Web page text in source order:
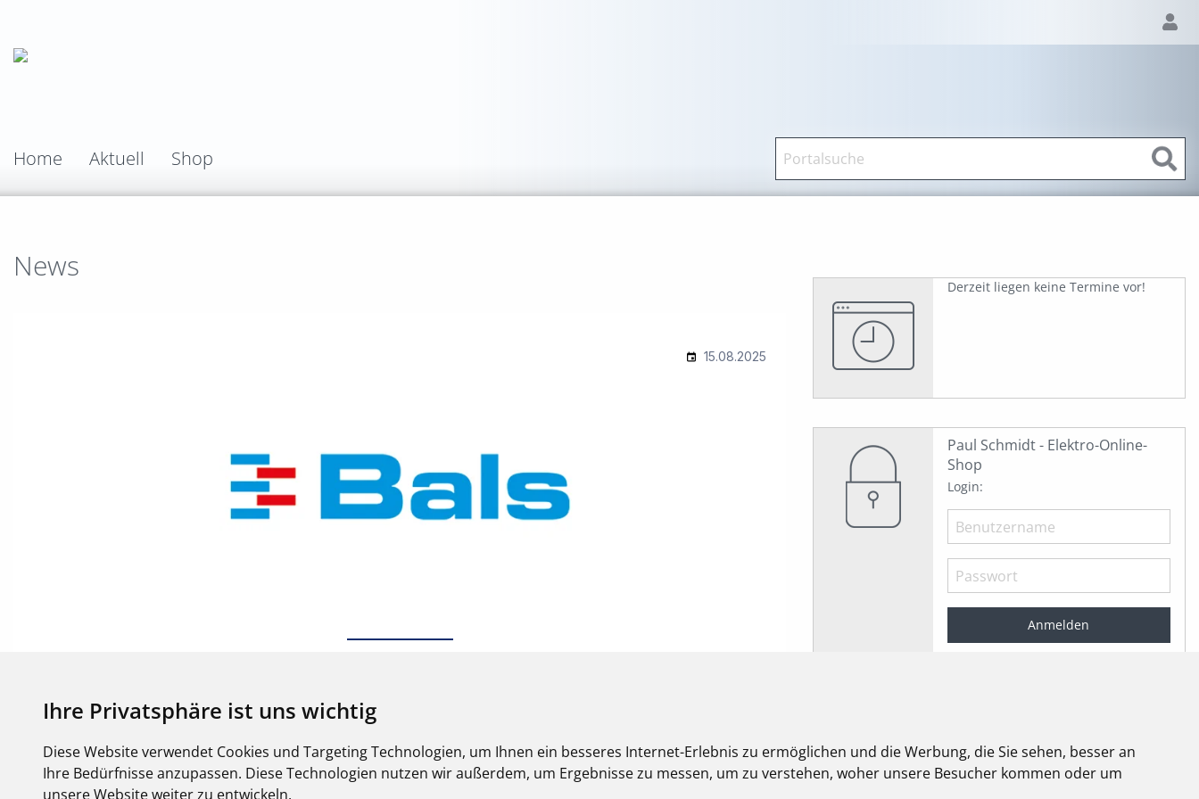
Ihre Privatsphäre ist uns wichtig
Diese Website verwendet Cookies und Targeting Technologien, um Ihnen ein besseres Internet-Erlebnis zu ermöglichen und die Werbung, die Sie sehen, besser an
Ihre Bedürfnisse anzupassen. Diese Technologien nutzen wir außerdem, um Ergebnisse zu messen, um zu verstehen, woher unsere Besucher kommen oder um
unsere Website weiter zu entwickeln.
Home Aktuell Shop
News
Derzeit liegen keine Termine vor!
Paul Schmidt - Elektro-Online-
Shop
Login:
elektroforum